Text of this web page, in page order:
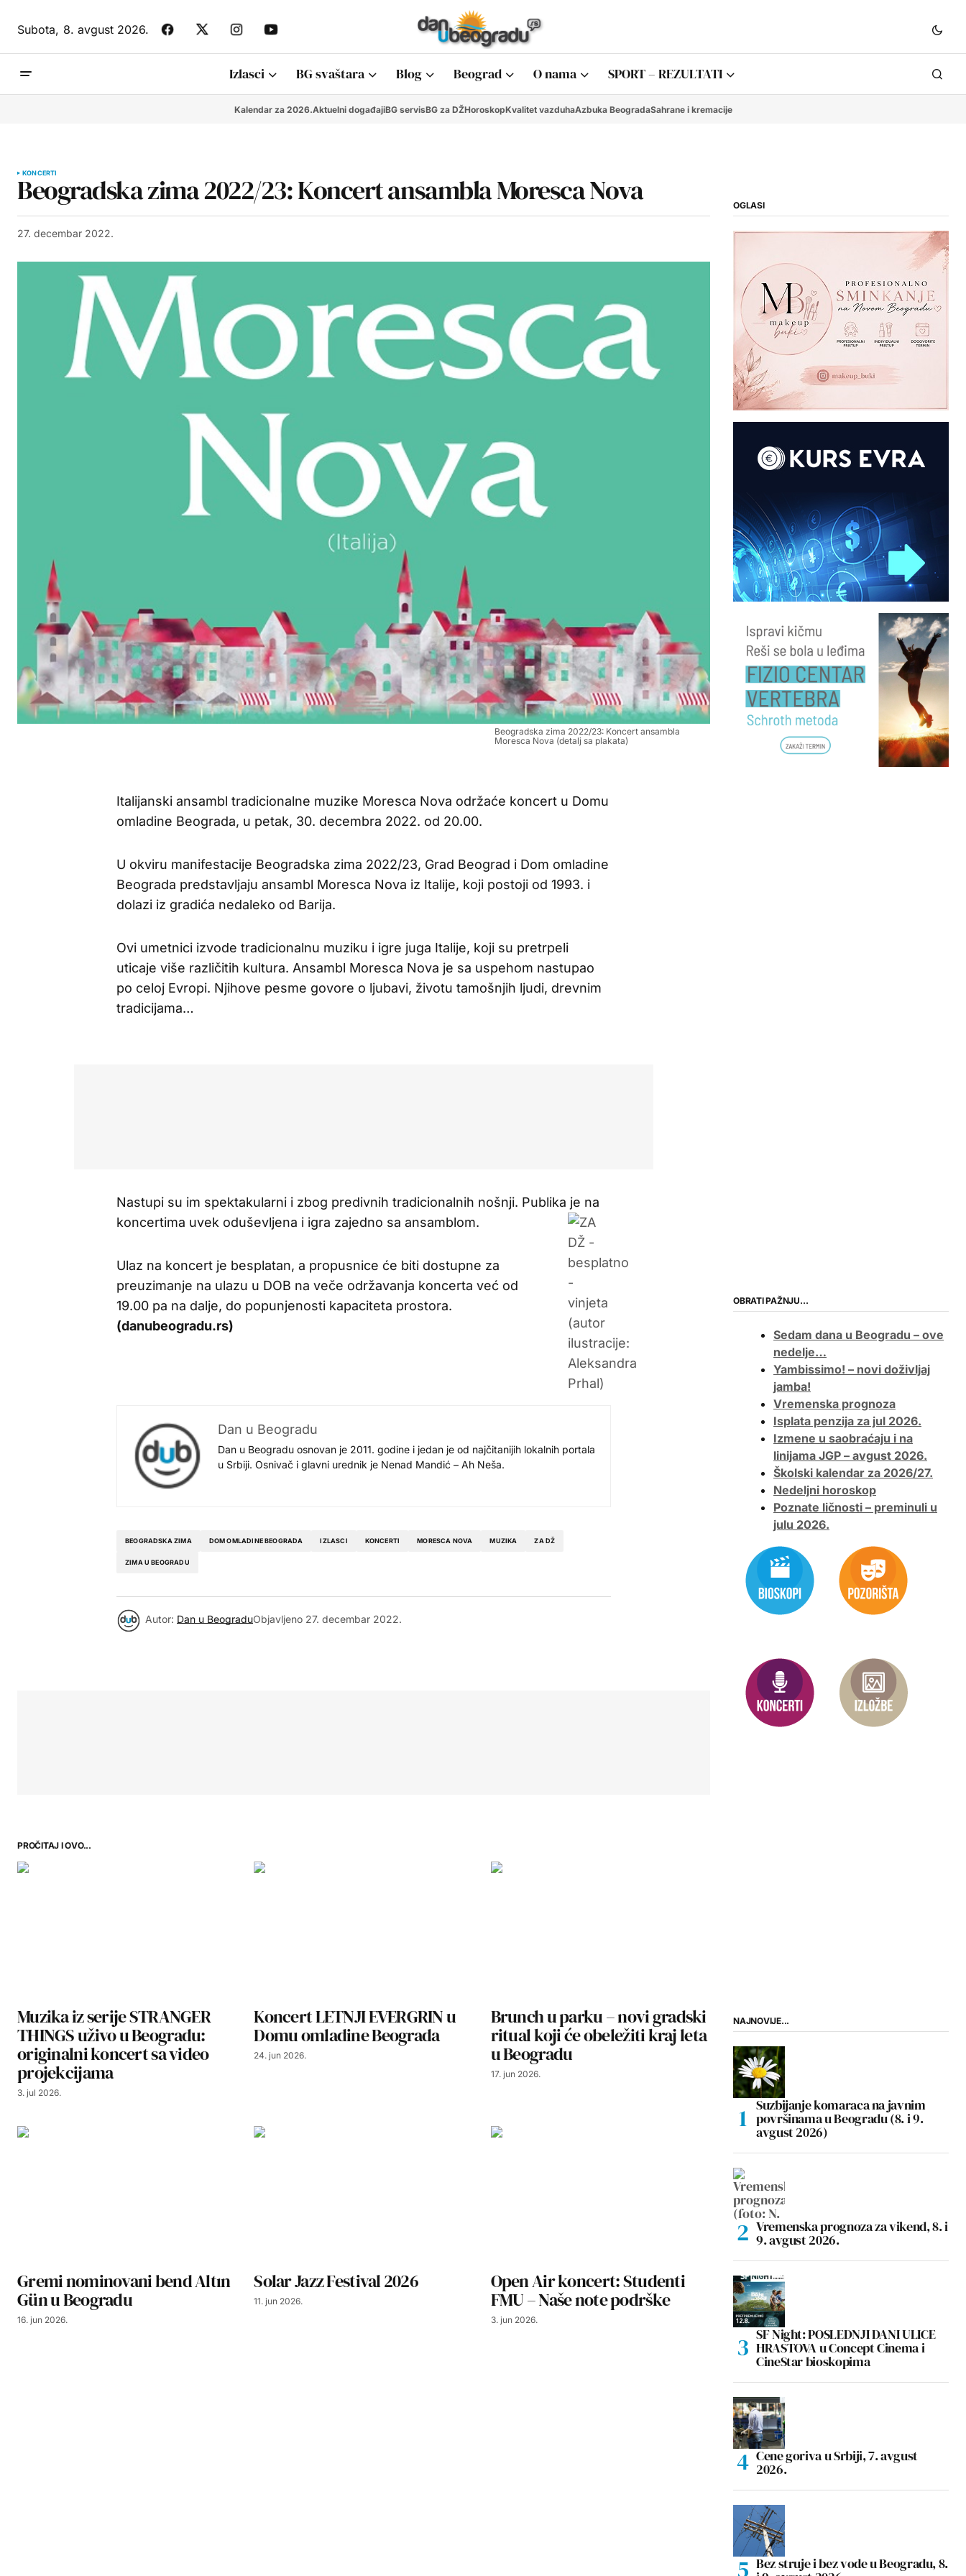
Subota,8. avgust 2026.
Izlasci BG svaštara Blog Beograd O nama SPORT – REZULTATI
Kalendar za 2026.Aktuelni događajiBG servisBG za DŽHoroskopKvalitet vazduhaAzbuka BeogradaSahrane i kremacije
KONCERTI
Beogradska zima 2022/23: Koncert ansambla Moresca Nova
27. decembar 2022.
Beogradska zima 2022/23: Koncert ansambla
Moresca Nova (detalj sa plakata)
Italijanski ansambl tradicionalne muzike Moresca Nova održaće koncert u Domu
omladine Beograda, u petak, 30. decembra 2022. od 20.00.
U okviru manifestacije Beogradska zima 2022/23, Grad Beograd i Dom omladine
Beograda predstavljaju ansambl Moresca Nova iz Italije, koji postoji od 1993. i
dolazi iz gradića nedaleko od Barija.
Ovi umetnici izvode tradicionalnu muziku i igre juga Italije, koji su pretrpeli
uticaje više različitih kultura. Ansambl Moresca Nova je sa uspehom nastupao
po celoj Evropi. Njihove pesme govore o ljubavi, životu tamošnjih ljudi, drevnim
tradicijama…
Nastupi su im spektakularni i zbog predivnih tradicionalnih nošnji. Publika je na
koncertima uvek oduševljena i igra zajedno sa ansamblom.
Ulaz na koncert je besplatan, a propusnice će biti dostupne za
preuzimanje na ulazu u DOB na veče održavanja koncerta već od
19.00 pa na dalje, do popunjenosti kapaciteta prostora.
(danubeogradu.rs)
Dan u Beogradu
Dan u Beogradu osnovan je 2011. godine i jedan je od najčitanijih lokalnih portala
u Srbiji. Osnivač i glavni urednik je Nenad Mandić – Ah Neša.
BEOGRADSKA ZIMA DOM OMLADINE BEOGRADA IZLASCI KONCERTI MORESCA NOVA MUZIKA ZA DŽ
ZIMA U BEOGRADU
Autor: Dan u BeograduObjavljeno 27. decembar 2022.
PROČITAJ I OVO...
Muzika iz serije STRANGER
THINGS uživo u Beogradu:
originalni koncert sa video
projekcijama
3. jul 2026.
Koncert LETNJI EVERGRIN u
Domu omladine Beograda
24. jun 2026.
Brunch u parku – novi gradski
ritual koji će obeležiti kraj leta
u Beogradu
17. jun 2026.
Gremi nominovani bend Altın
Gün u Beogradu
16. jun 2026.
Solar Jazz Festival 2026
11. jun 2026.
Open Air koncert: Studenti
FMU – Naše note podrške
3. jun 2026.
OGLASI
OBRATI PAŽNJU…
Sedam dana u Beogradu – ove
nedelje…
Yambissimo! – novi doživljaj
jamba!
Vremenska prognoza
Isplata penzija za jul 2026.
Izmene u saobraćaju i na
linijama JGP – avgust 2026.
Školski kalendar za 2026/27.
Nedeljni horoskop
Poznate ličnosti – preminuli u
julu 2026.
NAJNOVIJE...
Suzbijanje komaraca na javnim
površinama u Beogradu (8. i 9.
avgust 2026)
Vremenska prognoza za vikend, 8. i
9. avgust 2026.
SF Night: POSLEDNJI DANI ULICE
HRASTOVA u Concept Cinema i
CineStar bioskopima
Cene goriva u Srbiji, 7. avgust
2026.
Bez struje i bez vode u Beogradu, 8.